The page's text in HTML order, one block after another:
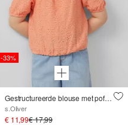
-33%
Gestructureerde blouse met pofmouwen
s.Oliver
€ 11,99€ 17,99